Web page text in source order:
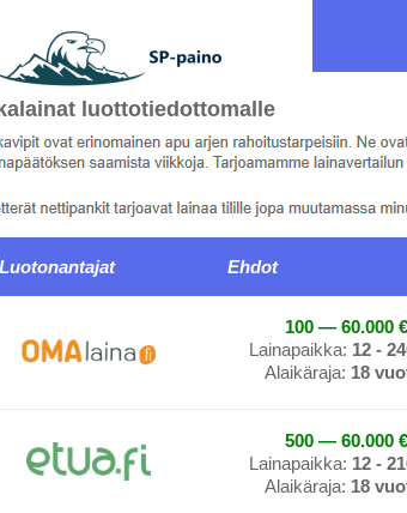
luottotiedottomalle
Ehdot
100 — 60.000 €
Lainapaikka: 12 -
Alaikäraja: 18
500 — 60.000 €
Lainapaikka: 12 -
Alaikäraja: 18